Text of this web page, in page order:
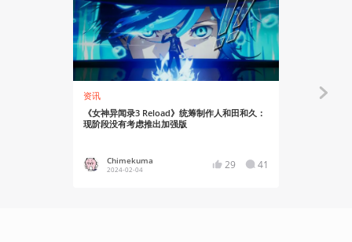
资讯
《女神异闻录3 Reload》统筹制作人和田和久：
现阶段没有考虑推出加强版
Chimekuma
2024-02-04 29 41